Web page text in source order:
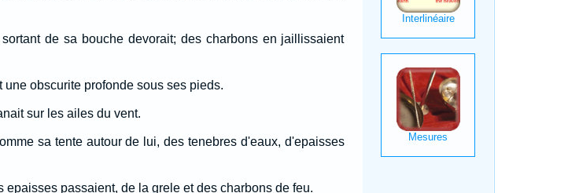
de sa bouche devorait; des charbons en jaillissaient
obscurite profonde sous ses pieds.
sur les ailes du vent.
sa tente autour de lui, des tenebres d'eaux, d'epaisses
passaient, de la grele et des charbons de feu.